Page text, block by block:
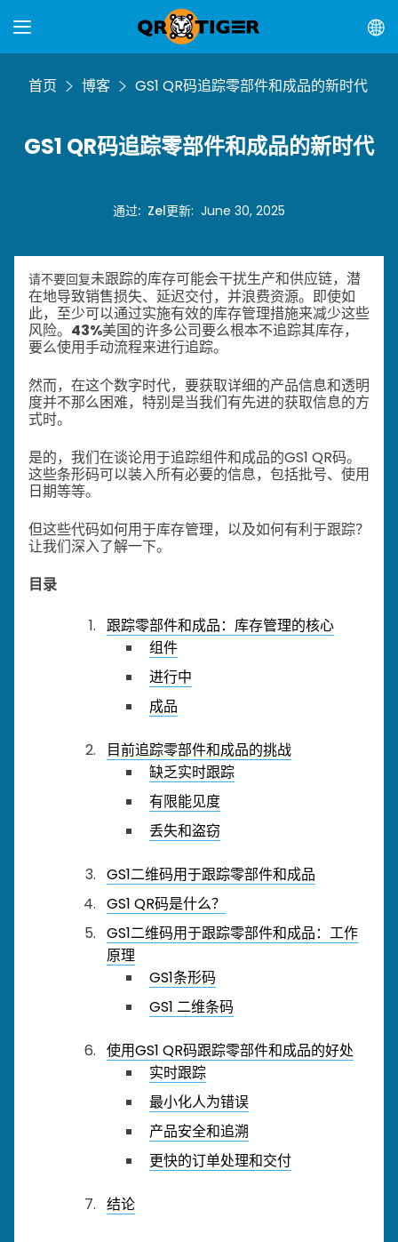
首页 博客 GS1 QR码追踪零部件和成品的新时代
GS1 QR码追踪零部件和成品的新时代
通过: Zel更新: June 30, 2025
请不要回复未跟踪的库存可能会干扰生产和供应链，潜
在地导致销售损失、延迟交付，并浪费资源。即使如
此，至少可以通过实施有效的库存管理措施来减少这些
风险。 43%美国的许多公司要么根本不追踪其库存，
要么使用手动流程来进行追踪。
然而，在这个数字时代，要获取详细的产品信息和透明
度并不那么困难，特别是当我们有先进的获取信息的方
式时。
是的，我们在谈论用于追踪组件和成品的GS1 QR码。
这些条形码可以装入所有必要的信息，包括批号、使用
日期等等。
但这些代码如何用于库存管理，以及如何有利于跟踪？
让我们深入了解一下。
目录
跟踪零部件和成品：库存管理的核心
组件
进行中
成品
目前追踪零部件和成品的挑战
缺乏实时跟踪
有限能见度
丢失和盗窃
GS1二维码用于跟踪零部件和成品
GS1 QR码是什么？
GS1二维码用于跟踪零部件和成品：工作
原理
GS1条形码
GS1 二维条码
使用GS1 QR码跟踪零部件和成品的好处
实时跟踪
最小化人为错误
产品安全和追溯
更快的订单处理和交付
结论